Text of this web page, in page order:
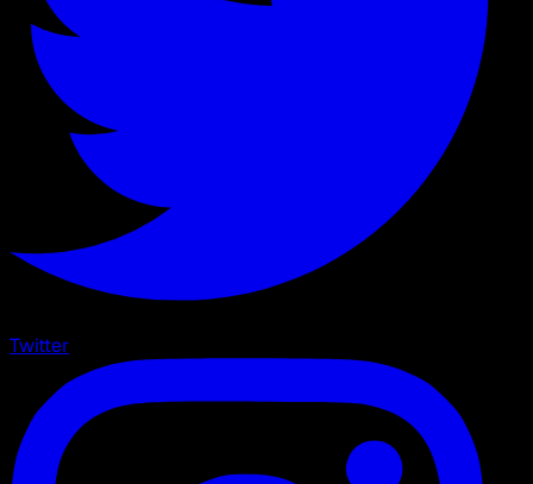
Twitter